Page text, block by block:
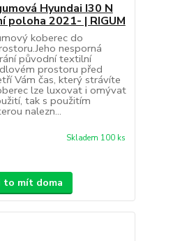
Hyundai I30 N
poloha 2021- | RIGUM
koberec do
nesporná
původní textilní
prostoru před
Vám čas, který strávíte
lze luxovat i omývat
tak s použitím
nalezn...
Skladem 100 ks
to mít doma